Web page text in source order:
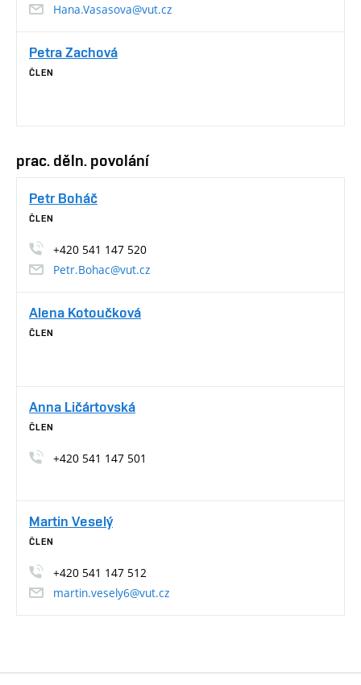
Hana.Vasasova@vut.cz
Petra Zachová
ČLEN
prac. děln. povolání
Petr Boháč
ČLEN
+420 541 147 520
Petr.Bohac@vut.cz
Alena Kotoučková
ČLEN
Anna Ličártovská
ČLEN
+420 541 147 501
Martin Veselý
ČLEN
+420 541 147 512
martin.vesely6@vut.cz